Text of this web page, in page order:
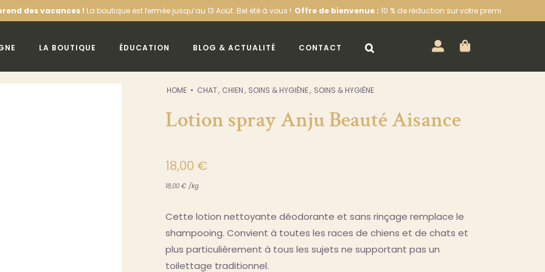
!La boutique est fermée jusqu’au 13 Août. Bel été à vous ! Offre de bienvenue : 10 % de réduction sur votre première commande sur
LA BOUTIQUE ÉDUCATION BLOG & ACTUALITÉ CONTACT
HOME CHAT CHIEN SOINS & HYGIÈNE SOINS & HYGIÈNE
Lotion spray Anju Beauté Aisance
18,00 €
18,00 € /kg
Cette lotion nettoyante déodorante et sans rinçage remplace le
shampooing. Convient à toutes les races de chiens et de chats et
plus particulièrement à tous les sujets ne supportant pas un
toilettage traditionnel.